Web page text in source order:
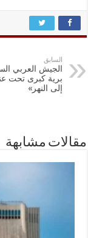
السابق
الجيش العربي
برية كبرى تحت
إلى النهر»
مقالات مشابهة